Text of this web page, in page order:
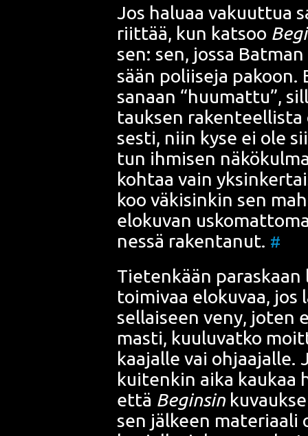
Jos halu­aa vakuut­tua
riit­tää, kun kat­soo
sen: sen, jos­sa Bat­man
sään polii­se­ja
sanaan “huu­mat­tu”,
tauk­sen
ses­ti, niin kyse ei ole
tun ihmi­sen
koh­taa vain
koo väki­sin­kin sen
elo­ku­van
nes­sä raken­ta­nut. #
Tie­ten­kään paras­kaan
toi­mi­vaa elo­ku­vaa,
sel­lai­seen veny, joten
mas­ti, kuu­lu­vat­ko
kaa­jal­le vai
kui­ten­kin aika kau­kaa
että Beginsin
sen jäl­keen